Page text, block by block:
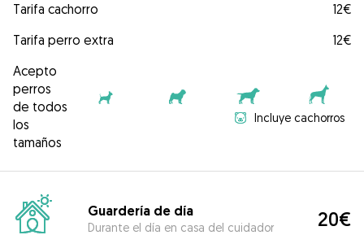
Tarifa cachorro
12€
Tarifa perro extra
12€
Acepto
perros
de todos
los
tamaños
Incluye cachorros
Guardería de día
Durante el día en casa del cuidador 20€